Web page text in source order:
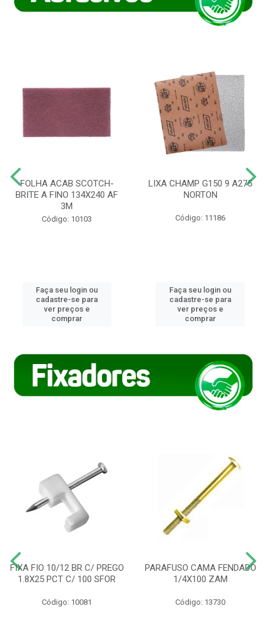
FOLHA ACAB SCOTCH-
BRITE A FINO 134X240 AF
3M
Código: 10103
Faça seu login ou
cadastre-se para
ver preços e
comprar
LIXA CHAMP G150 9 A275
NORTON
Código: 11186
Faça seu login ou
cadastre-se para
ver preços e
comprar
FIXA FIO 10/12 BR C/ PREGO
1.8X25 PCT C/ 100 SFOR
Código: 10081
PARAFUSO CAMA FENDADO
1/4X100 ZAM
Código: 13730